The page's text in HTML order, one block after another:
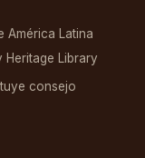
América Latina
Heritage Library
consejo